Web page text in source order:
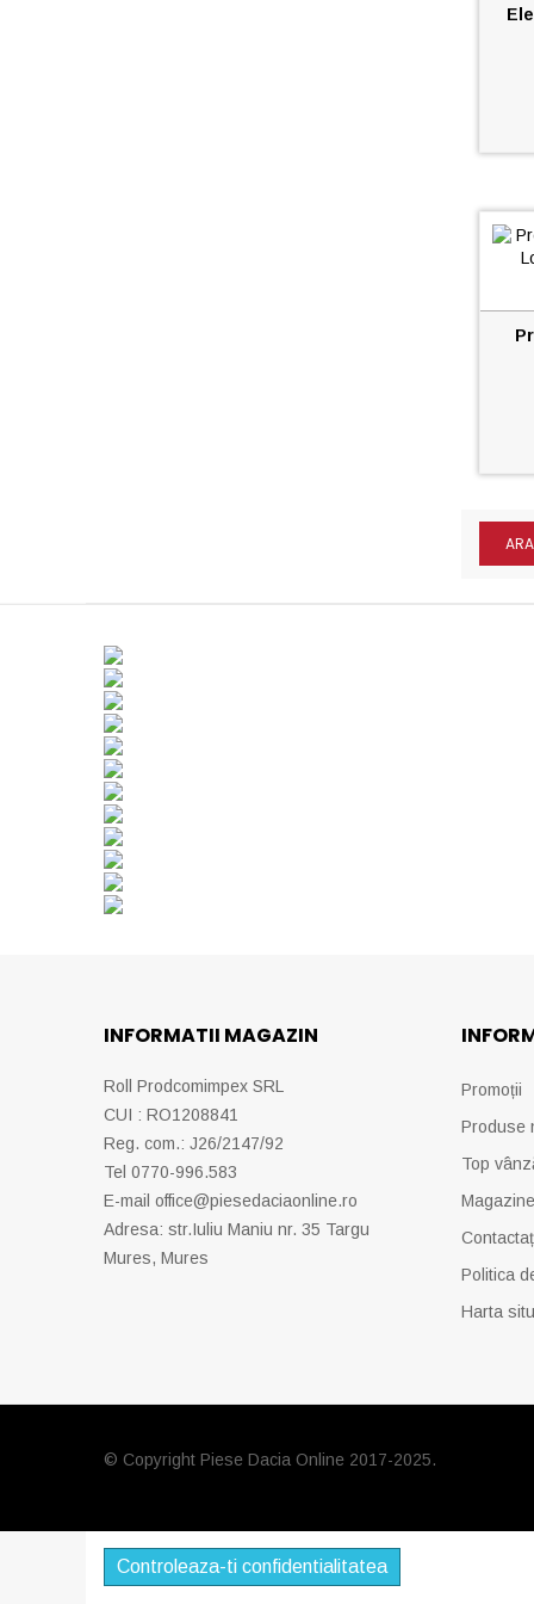
INFORMATII MAGAZIN
Roll Prodcomimpex SRL
CUI : RO1208841
Reg. com.: J26/2147/92
Tel 0770-996.583
E-mail office@piesedaciaonline.ro
Adresa: str.Iuliu Maniu nr. 35 Targu
Mures, Mures
Promoții
Produse
Top
Politica
Harta
© Copyright Piese Dacia Online 2017-2025.
Controleaza-ti confidentialitatea